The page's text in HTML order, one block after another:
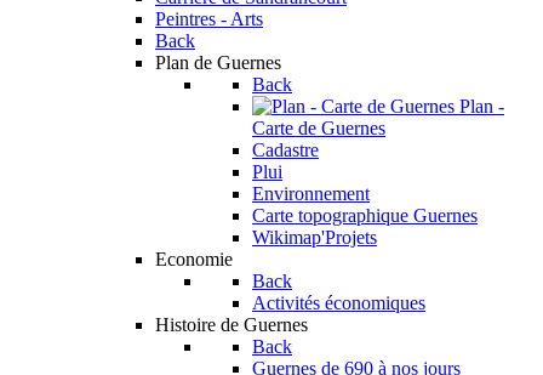
Peintres - Arts
Back
Plan de Guernes
Back
Plan -
Carte de Guernes
Cadastre
Plui
Environnement
Carte topographique Guernes
Wikimap'Projets
Economie
Back
Activités économiques
Histoire de Guernes
Back
Guernes de 690 à nos jours